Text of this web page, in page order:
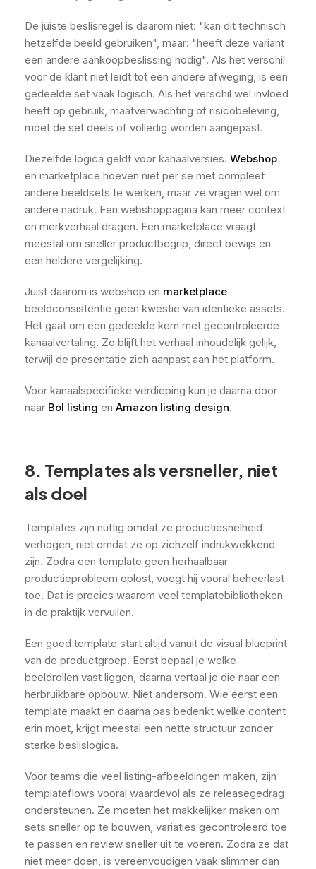
De juiste beslisregel is daarom niet: "kan dit technisch
hetzelfde beeld gebruiken", maar: "heeft deze variant
een andere aankoopbeslissing nodig". Als het verschil
voor de klant niet leidt tot een andere afweging, is een
gedeelde set vaak logisch. Als het verschil wel invloed
heeft op gebruik, maatverwachting of risicobeleving,
moet de set deels of volledig worden aangepast.
Diezelfde logica geldt voor kanaalversies. Webshop
en marketplace hoeven niet per se met compleet
andere beeldsets te werken, maar ze vragen wel om
andere nadruk. Een webshoppagina kan meer context
en merkverhaal dragen. Een marketplace vraagt
meestal om sneller productbegrip, direct bewijs en
een heldere vergelijking.
Juist daarom is webshop en marketplace
beeldconsistentie geen kwestie van identieke assets.
Het gaat om een gedeelde kern met gecontroleerde
kanaalvertaling. Zo blijft het verhaal inhoudelijk gelijk,
terwijl de presentatie zich aanpast aan het platform.
Voor kanaalspecifieke verdieping kun je daarna door
naar Bol listing en Amazon listing design.
8. Templates als versneller, niet
als doel
Templates zijn nuttig omdat ze productiesnelheid
verhogen, niet omdat ze op zichzelf indrukwekkend
zijn. Zodra een template geen herhaalbaar
productieprobleem oplost, voegt hij vooral beheerlast
toe. Dat is precies waarom veel templatebibliotheken
in de praktijk vervuilen.
Een goed template start altijd vanuit de visual blueprint
van de productgroep. Eerst bepaal je welke
beeldrollen vast liggen, daarna vertaal je die naar een
herbruikbare opbouw. Niet andersom. Wie eerst een
template maakt en daarna pas bedenkt welke content
erin moet, krijgt meestal een nette structuur zonder
sterke beslislogica.
Voor teams die veel listing-afbeeldingen maken, zijn
templateflows vooral waardevol als ze releasegedrag
ondersteunen. Ze moeten het makkelijker maken om
sets sneller op te bouwen, variaties gecontroleerd toe
te passen en review sneller uit te voeren. Zodra ze dat
niet meer doen, is vereenvoudigen vaak slimmer dan